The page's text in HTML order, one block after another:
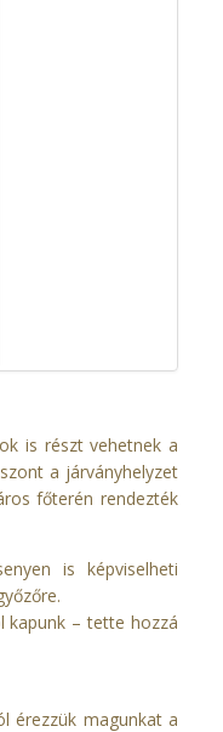
is részt vehetnek a
a járványhelyzet
főterén rendezték
is képviselheti
kapunk – tette hozzá
érezzük magunkat a